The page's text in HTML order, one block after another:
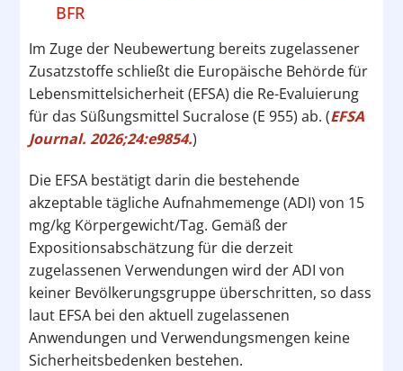
BFR
Im Zuge der Neubewertung bereits zugelassener
Zusatzstoffe schließt die Europäische Behörde für
Lebensmittelsicherheit (EFSA) die Re-Evaluierung
für das Süßungsmittel Sucralose (E 955) ab. (EFSA
Journal. 2026;24:e9854.)
Die EFSA bestätigt darin die bestehende
akzeptable tägliche Aufnahmemenge (ADI) von 15
mg/kg Körpergewicht/Tag. Gemäß der
Expositionsabschätzung für die derzeit
zugelassenen Verwendungen wird der ADI von
keiner Bevölkerungsgruppe überschritten, so dass
laut EFSA bei den aktuell zugelassenen
Anwendungen und Verwendungsmengen keine
Sicherheitsbedenken bestehen.